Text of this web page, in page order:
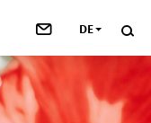
>
DE